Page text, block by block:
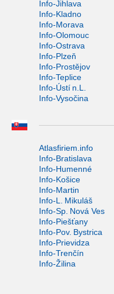
Info-Jihlava
Info-Kladno
Info-Morava
Info-Olomouc
Info-Ostrava
Info-Plzeň
Info-Prostějov
Info-Teplice
Info-Ústí n.L.
Info-Vysočina
Atlasfiriem.info
Info-Bratislava
Info-Humenné
Info-Košice
Info-Martin
Info-L. Mikuláš
Info-Sp. Nová Ves
Info-Piešťany
Info-Pov. Bystrica
Info-Prievidza
Info-Trenčín
Info-Žilina